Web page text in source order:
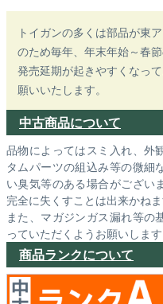
トイガンの多くは部品が東
のため毎年、年末年始～春
発売延期が起きやすくなっ
願いいたします。
中古商品について
品物によってはスミ入れ、外
タムパーツの組込み等の微細
い臭気等のある場合がござい
完全に失くすことは出来かね
また、マガジンガス漏れ等の
っていただくようお願いします
商品ランクについて